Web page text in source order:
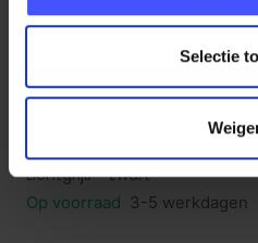
Selectie
Bekijk product
Stapelbare stoel Indy -
Lichtgrijs - zwart
Op voorraad 3-5 werkdagen